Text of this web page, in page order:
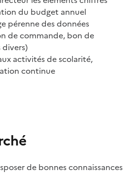
du budget annuel
pérenne des données
de commande, bon de
activités de scolarité,
continue
de bonnes connaissances